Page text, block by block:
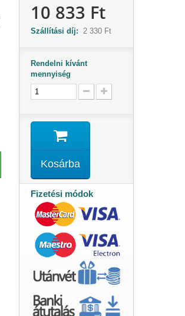
10 833 Ft
Szállítási díj: 2 330 Ft
Rendelni kívánt
mennyiség
Kosárba
Fizetési módok